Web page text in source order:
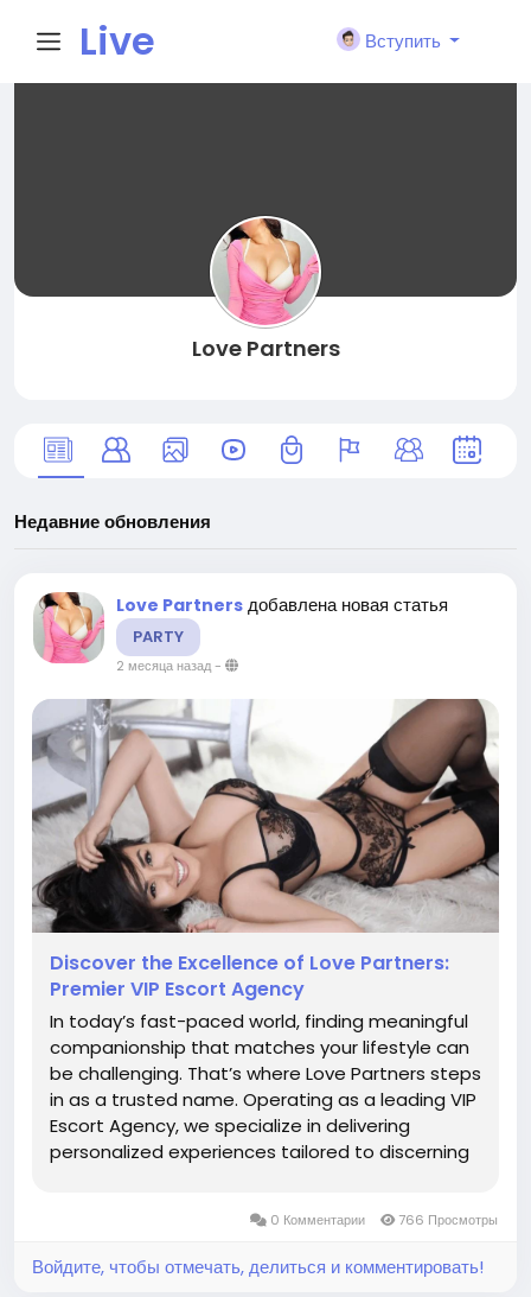
Live
Вступить
Love Partners
Недавние обновления
Love Partners добавлена новая статья
PARTY
2 месяца назад-
Discover the Excellence of Love Partners:
Premier VIP Escort Agency
In today’s fast-paced world, finding meaningful
companionship that matches your lifestyle can
be challenging. That’s where Love Partners steps
in as a trusted name. Operating as a leading VIP
Escort Agency, we specialize in delivering
personalized experiences tailored to discerning
0 Комментарии 766 Просмотры
Войдите, чтобы отмечать, делиться и комментировать!